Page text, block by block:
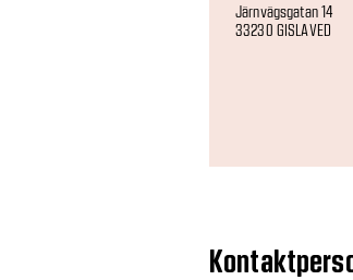
Järnvägsgatan 14
33230 GISLAVED